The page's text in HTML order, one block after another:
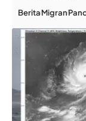
BeritaMigran